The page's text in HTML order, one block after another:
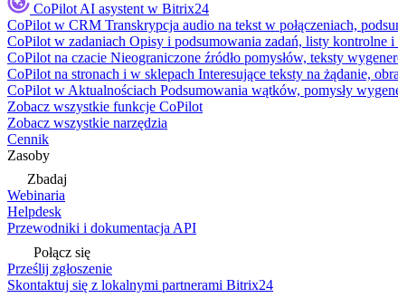
CoPilot AI asystent w Bitrix24
CoPilot w CRM Transkrypcja audio na tekst w połączeniach,
CoPilot w zadaniach Opisy i podsumowania zadań, listy kontrolne
CoPilot na czacie Nieograniczone źródło pomysłów, teksty
CoPilot na stronach i w sklepach Interesujące teksty na żądanie,
CoPilot w Aktualnościach Podsumowania wątków, pomysły
Zobacz wszystkie funkcje CoPilot
Zobacz wszystkie narzędzia
Cennik
Zasoby
Zbadaj
Webinaria
Helpdesk
Przewodniki i dokumentacja API
Połącz się
Prześlij zgłoszenie
Skontaktuj się z lokalnymi partnerami Bitrix24